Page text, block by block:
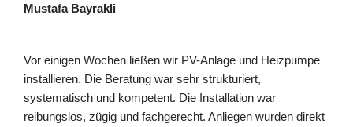
Mustafa Bayrakli
Vor einigen Wochen ließen wir PV-Anlage und Heizpumpe
installieren. Die Beratung war sehr strukturiert,
systematisch und kompetent. Die Installation war
reibungslos, zügig und fachgerecht. Anliegen wurden direkt